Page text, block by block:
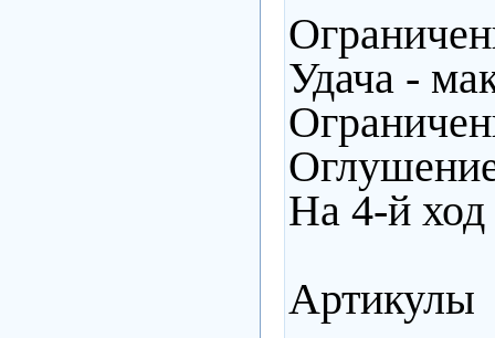
Удача -
На 4-й ход
Артикулы